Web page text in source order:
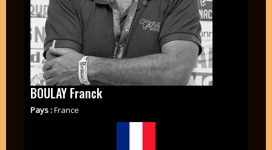
BOULAY Franck
Pays :France